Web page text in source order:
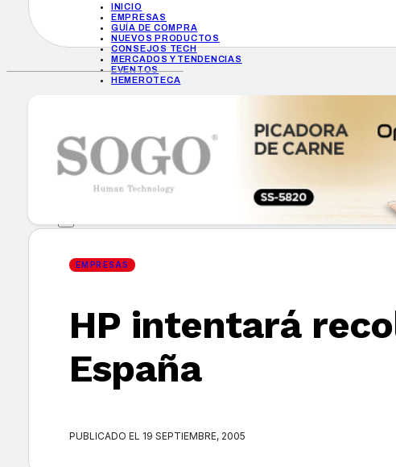
INICIO
EMPRESAS
GUÍA DE COMPRA
NUEVOS PRODUCTOS
CONSEJOS TECH
MERCADOS Y TENDENCIAS
EVENTOS
HEMEROTECA
GUÍA DE COMPRA
NUEVOS PRODUCTOS
CONSEJOS TECH
MERCADOS Y TENDENCIAS
HEMEROTECA
Encuentra tu noticia
EMPRESAS
HP intentará
España
PUBLICADO EL 19 SEPTIEMBRE, 2005